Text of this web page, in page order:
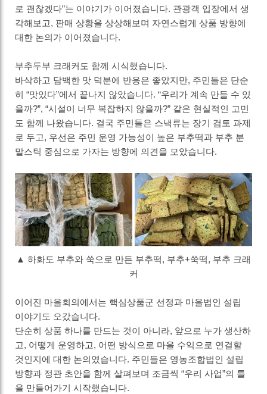
로 괜찮겠다”는 이야기가 이어졌습니다. 관광객 입장에서 생
각해보고, 판매 상황을 상상해보며 자연스럽게 상품 방향에
대한 논의가 이어졌습니다.
부추두부 크래커도 함께 시식했습니다.
바삭하고 담백한 맛 덕분에 반응은 좋았지만, 주민들은 단순
히“맛있다”에서 끝나지 않았습니다. “우리가 계속 만들 수 있
을까?”, “시설이 너무 복잡하지 않을까?” 같은 현실적인 고민
도 함께 나왔습니다. 결국 주민들은 스낵류는 장기 검토 과제
로 두고, 우선은 주민 운영 가능성이 높은 부추떡과 부추 분
말스틱 중심으로 가자는 방향에 의견을 모았습니다.
▲ 하화도 부추와 쑥으로 만든 부추떡, 부추+쑥떡, 부추 크래
커
이어진 마을회의에서는 핵심상품군 선정과 마을법인 설립
이야기도 오갔습니다.
단순히 상품 하나를 만드는 것이 아니라, 앞으로 누가 생산하
고, 어떻게 운영하고, 어떤 방식으로 마을 수익으로 연결할
것인지에 대한 논의였습니다. 주민들은 영농조합법인 설립
방향과 정관 초안을 함께 살펴보며 조금씩“우리 사업”의 틀
을 만들어가기 시작했습니다.